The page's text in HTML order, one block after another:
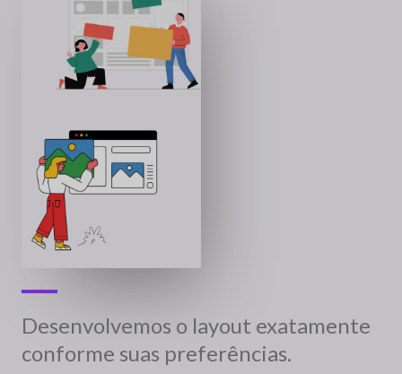
Desenvolvemos o layout exatamente
conforme suas preferências.